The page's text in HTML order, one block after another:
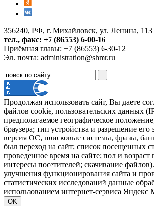
356240, РФ, г. Михайловск, ул. Ленина, 113
тел., факс: +7 (86553) 6-00-16
Приёмная главы: +7 (86553) 6-30-12
Эл. почта: administration@shmr.ru
Продолжая использовать сайт, Вы даете
файлов cookie, пользовательских данных
предполагаемое географическое
браузера; тип устройства и разрешение его
версия ОС; поисковые системы, фразы,
был переход на сайт; список посещенных
проведенное время на сайте; пол и возраст
интересы посетителей; скачивание
улучшения функционирования сайта и
статистических исследований данные
использованием интернет-сервиса Яндекс
OK